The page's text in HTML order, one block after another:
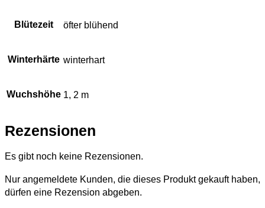
Blütezeit öfter blühend
Winterhärte winterhart
Wuchshöhe 1, 2 m
Rezensionen
Es gibt noch keine Rezensionen.
Nur angemeldete Kunden, die dieses Produkt gekauft haben,
dürfen eine Rezension abgeben.